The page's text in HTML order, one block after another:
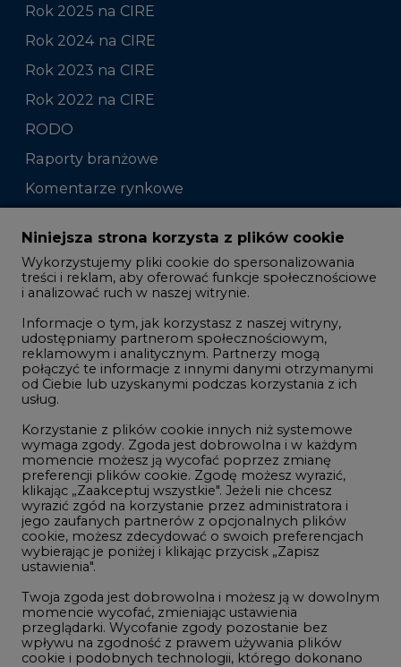
Rok 2025 na CIRE
Rok 2024 na CIRE
Rok 2023 na CIRE
Rok 2022 na CIRE
RODO
Raporty branżowe
Komentarze rynkowe
Zmiany kadrowe na rynku
Studio CIRE
Rozmowy o energetyce
Gospodarka
Geopolityka
LTE450
Innowacje i AI
Telekomunikacja i IT
Handel emisjami CO2
Wodór
Górnictwo
Atom
Fotowoltaika
Niniejsza strona korzysta z plików cookie
Wykorzystujemy pliki cookie do spersonalizowania
treści i reklam, aby oferować funkcje społecznościowe
i analizować ruch w naszej witrynie.
Informacje o tym, jak korzystasz z naszej witryny,
udostępniamy partnerom społecznościowym,
reklamowym i analitycznym. Partnerzy mogą
połączyć te informacje z innymi danymi otrzymanymi
od Ciebie lub uzyskanymi podczas korzystania z ich
usług.
Korzystanie z plików cookie innych niż systemowe
wymaga zgody. Zgoda jest dobrowolna i w każdym
momencie możesz ją wycofać poprzez zmianę
preferencji plików cookie. Zgodę możesz wyrazić,
klikając „Zaakceptuj wszystkie". Jeżeli nie chcesz
wyrazić zgód na korzystanie przez administratora i
jego zaufanych partnerów z opcjonalnych plików
cookie, możesz zdecydować o swoich preferencjach
wybierając je poniżej i klikając przycisk „Zapisz
ustawienia".
Twoja zgoda jest dobrowolna i możesz ją w dowolnym
momencie wycofać, zmieniając ustawienia
przeglądarki. Wycofanie zgody pozostanie bez
wpływu na zgodność z prawem używania plików
cookie i podobnych technologii, którego dokonano